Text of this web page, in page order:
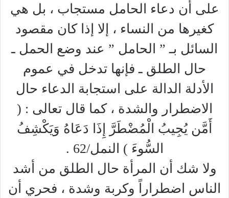
على أن دعاء الحامل مستجاب ، بل هي
كغيرها من النساء ، إلا إذا كان مقصود
السائل بـ ” الحامل ” عند وضع الحمل ـ
حال الطلق ـ فإنها تدخل في عموم
الأدلة الدالة على استجابة الدعاء حال
الاضطرار والشدة ، كما قال تعالى : (
أَمَّن يُجِيبُ الْمُضْطَرَّ إِذَا دَعَاهُ وَيَكْشِفُ
السُّوءَ ) النمل/62 .
ولا شك أن المرأة حال الطلق من أشد
الناس اضطراراً وكربة وشدة ، فحري أن